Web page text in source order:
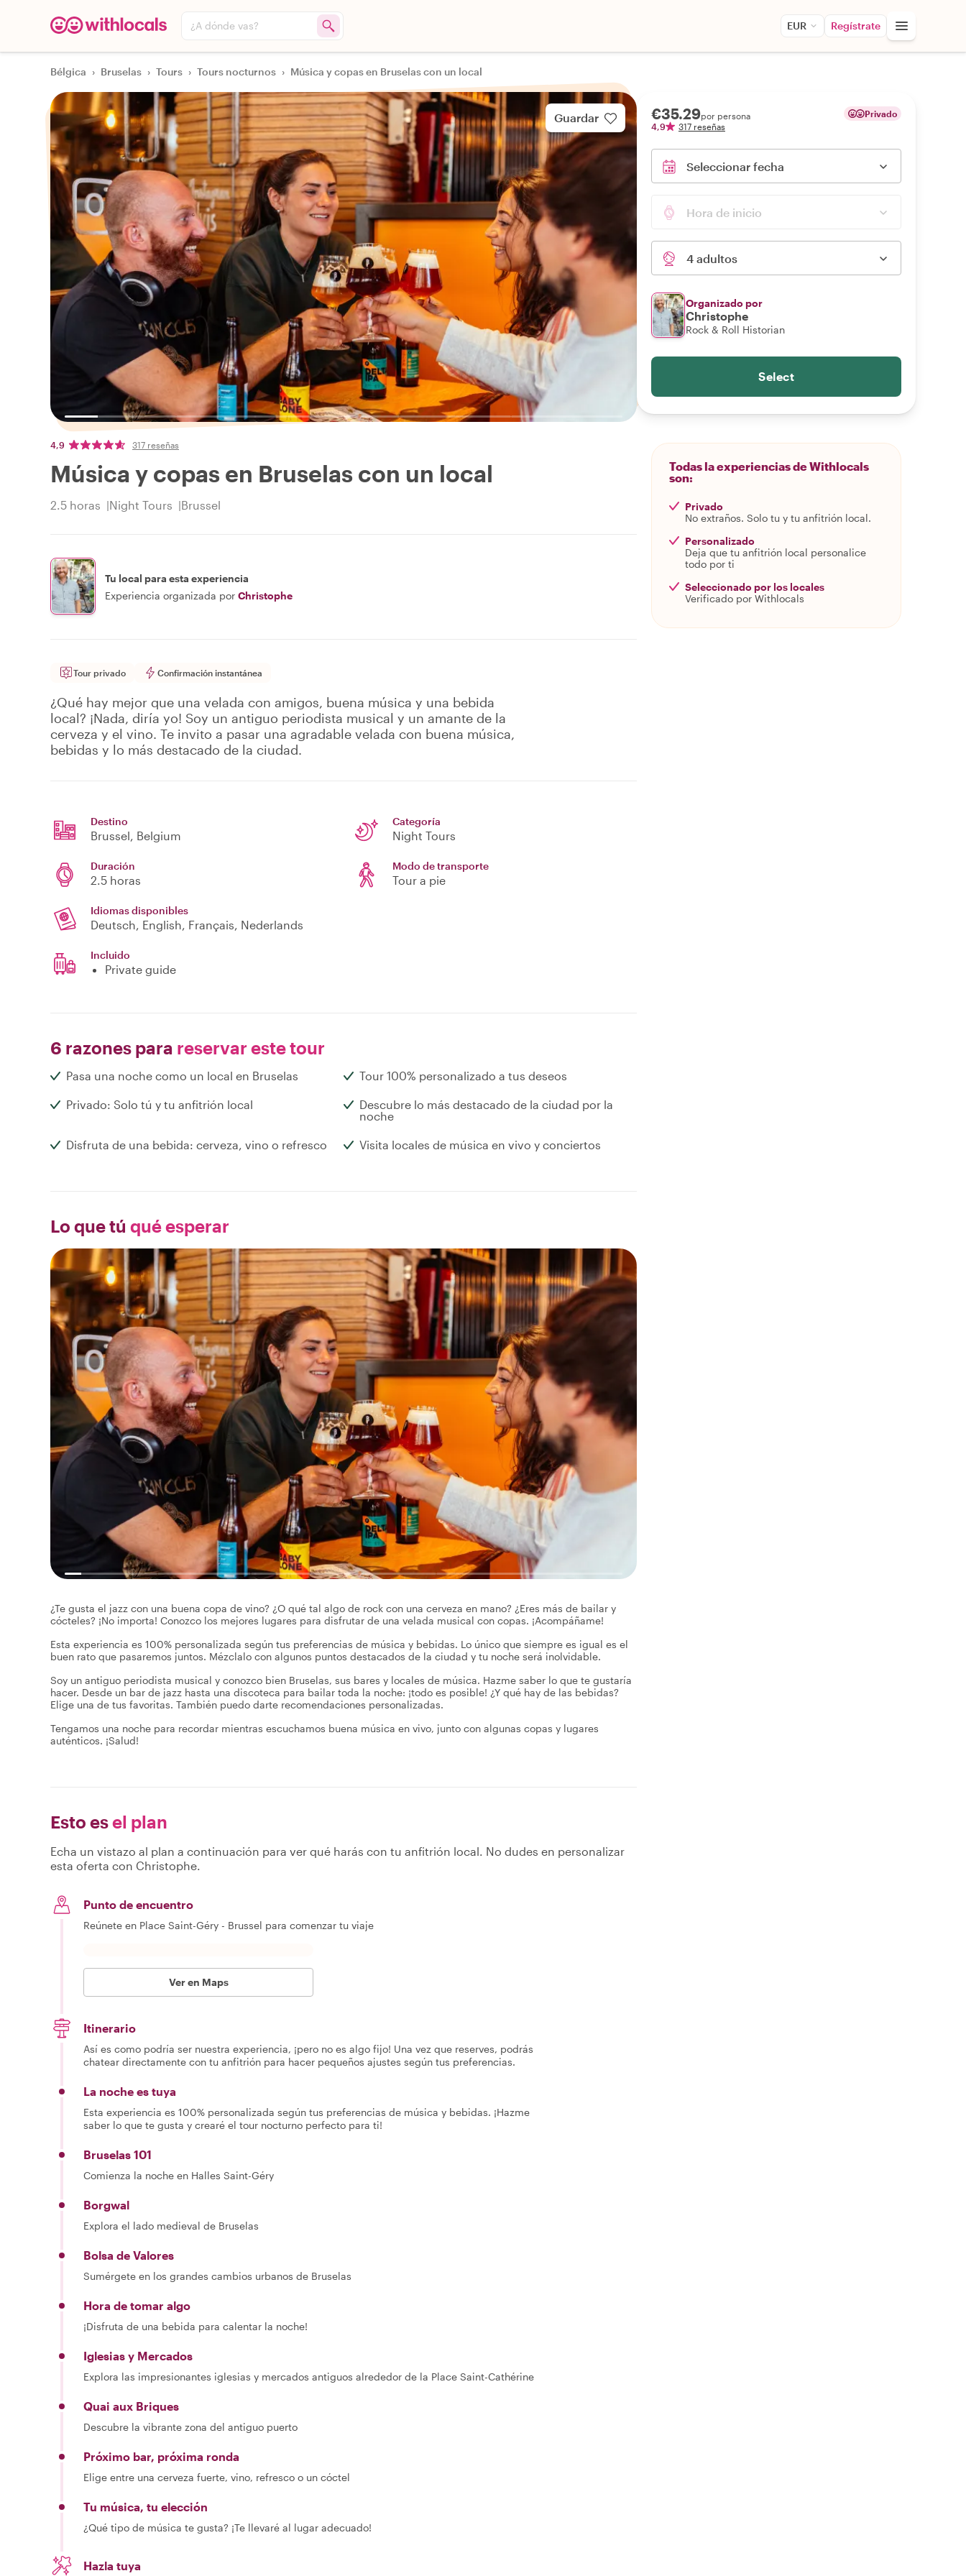
¿A dónde vas? EUR Regístrate
Bélgica › Bruselas › Tours › Tours nocturnos › Música y copas en Bruselas con un local
Guardar
4,9 317 reseñas
Música y copas en Bruselas con un local
2.5 horas Night Tours Brussel
Tu local para esta experiencia
Experiencia organizada por Christophe
Tour privado Confirmación instantánea
¿Qué hay mejor que una velada con amigos, buena música y una bebida
local? ¡Nada, diría yo! Soy un antiguo periodista musical y un amante de la
cerveza y el vino. Te invito a pasar una agradable velada con buena música,
bebidas y lo más destacado de la ciudad.
Destino
Brussel, Belgium
Categoría
Night Tours
Duración
2.5 horas
Modo de transporte
Tour a pie
Idiomas disponibles
Deutsch, English, Français, Nederlands
Incluido
Private guide
6 razones para reservar este tour
Pasa una noche como un local en Bruselas Tour 100% personalizado a tus deseos
Privado: Solo tú y tu anfitrión local
Descubre lo más destacado de la ciudad por la
noche
Disfruta de una bebida: cerveza, vino o refresco Visita locales de música en vivo y conciertos
Lo que tú qué esperar
¿Te gusta el jazz con una buena copa de vino? ¿O qué tal algo de rock con una cerveza en mano? ¿Eres más de bailar y
cócteles? ¡No importa! Conozco los mejores lugares para disfrutar de una velada musical con copas. ¡Acompáñame!
Esta experiencia es 100% personalizada según tus preferencias de música y bebidas. Lo único que siempre es igual es el
buen rato que pasaremos juntos. Mézclalo con algunos puntos destacados de la ciudad y tu noche será inolvidable.
Soy un antiguo periodista musical y conozco bien Bruselas, sus bares y locales de música. Hazme saber lo que te gustaría
hacer. Desde un bar de jazz hasta una discoteca para bailar toda la noche: ¡todo es posible! ¿Y qué hay de las bebidas?
Elige una de tus favoritas. También puedo darte recomendaciones personalizadas.
Tengamos una noche para recordar mientras escuchamos buena música en vivo, junto con algunas copas y lugares
auténticos. ¡Salud!
Esto esel plan
Echa un vistazo al plan a continuación para ver qué harás con tu anfitrión local. No dudes en personalizar
esta oferta con Christophe.
Punto de encuentro
Reúnete en Place Saint-Géry - Brussel para comenzar tu viaje
Ver en Maps
Itinerario
Así es como podría ser nuestra experiencia, ¡pero no es algo fijo! Una vez que reserves, podrás
chatear directamente con tu anfitrión para hacer pequeños ajustes según tus preferencias.
La noche es tuya
Esta experiencia es 100% personalizada según tus preferencias de música y bebidas. ¡Hazme
saber lo que te gusta y crearé el tour nocturno perfecto para ti!
Bruselas 101
Comienza la noche en Halles Saint-Géry
Borgwal
Explora el lado medieval de Bruselas
Bolsa de Valores
Sumérgete en los grandes cambios urbanos de Bruselas
Hora de tomar algo
¡Disfruta de una bebida para calentar la noche!
Iglesias y Mercados
Explora las impresionantes iglesias y mercados antiguos alrededor de la Place Saint-Cathérine
Quai aux Briques
Descubre la vibrante zona del antiguo puerto
Próximo bar, próxima ronda
Elige entre una cerveza fuerte, vino, refresco o un cóctel
Tu música, tu elección
¿Qué tipo de música te gusta? ¡Te llevaré al lugar adecuado!
Hazla tuya
€35.29por persona
4,9
317 reseñas
Privado
Seleccionar fecha
Hora de inicio
4 adultos
Organizado por
Christophe
Rock & Roll Historian
Select
Todas la experiencias de Withlocals
son:
Privado
No extraños. Solo tu y tu anfitrión local.
Personalizado
Deja que tu anfitrión local personalice
todo por ti
Seleccionado por los locales
Verificado por Withlocals